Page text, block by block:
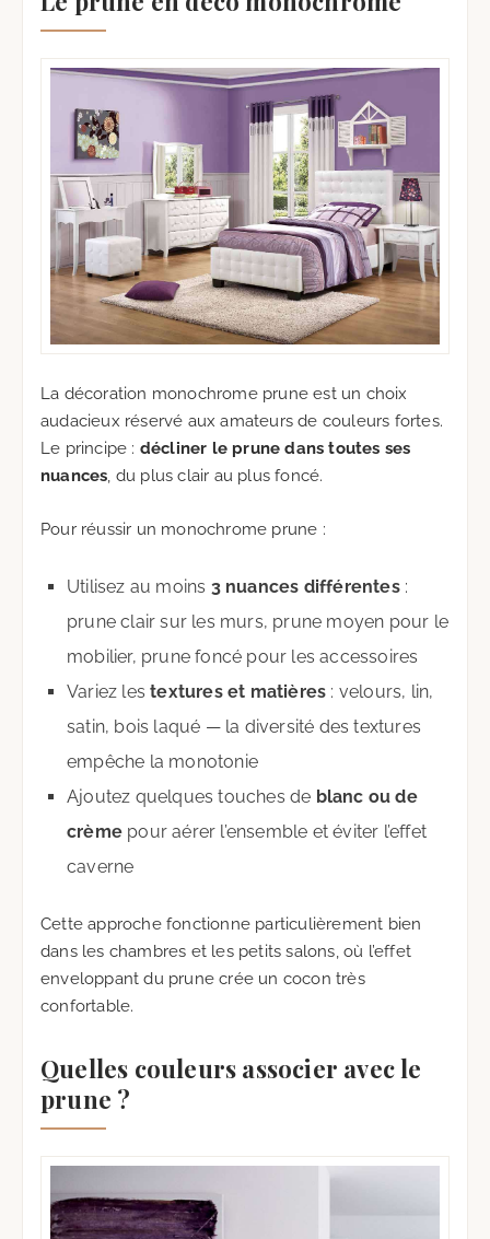
La décoration monochrome prune est un choix
audacieux réservé aux amateurs de couleurs fortes.
Le principe : décliner le prune dans toutes ses
nuances, du plus clair au plus foncé.
Pour réussir un monochrome prune :
Utilisez au moins 3 nuances différentes:
prune clair sur les murs, prune moyen pour le
mobilier, prune foncé pour les accessoires
Variez lestextures et matières : velours, lin,
satin, bois laqué — la diversité des textures
empêche la monotonie
Ajoutez quelques touches de blanc ou de
crème pour aérer l’ensemble et éviter l’effet
caverne
Cette approche fonctionne particulièrement bien
dans les chambres et les petits salons, où l’effet
enveloppant du prune crée un cocon très
confortable.
Quelles couleurs associer avec le
prune ?